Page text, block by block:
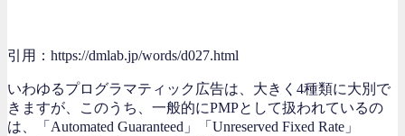
引用：https://dmlab.jp/words/d027.html
いわゆるプログラマティック広告は、大きく4種類に大別で
きますが、このうち、一般的にPMPとして扱われているの
は、「Automated Guaranteed」「Unreserved Fixed Rate」